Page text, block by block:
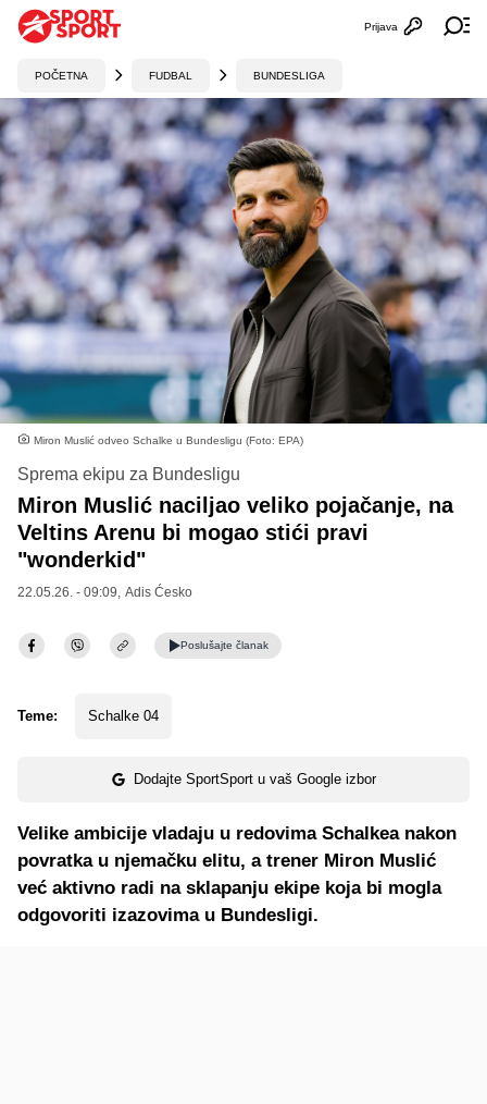
Otvori
Prijava
POČETNA FUDBAL BUNDESLIGA
Miron Muslić odveo Schalke u Bundesligu (Foto: EPA)
Sprema ekipu za Bundesligu
Miron Muslić naciljao veliko pojačanje, na
Veltins Arenu bi mogao stići pravi
"wonderkid"
22.05.26. - 09:09, Adis Ćesko
Poslušajte članak
Teme: Schalke 04
Dodajte SportSport u vaš Google izbor
Velike ambicije vladaju u redovima Schalkea nakon
povratka u njemačku elitu, a trener Miron Muslić
već aktivno radi na sklapanju ekipe koja bi mogla
odgovoriti izazovima u Bundesligi.